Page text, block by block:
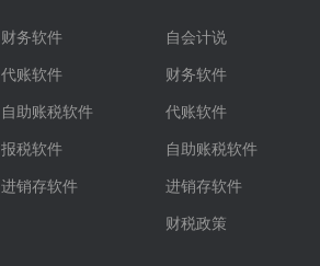
财务软件
代账软件
自助账税软件
报税软件
进销存软件
自会计说
财务软件
代账软件
自助账税软件
进销存软件
财税政策